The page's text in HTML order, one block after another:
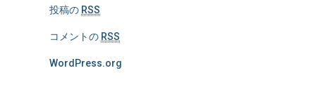
投稿の RSS
コメントの RSS
WordPress.org